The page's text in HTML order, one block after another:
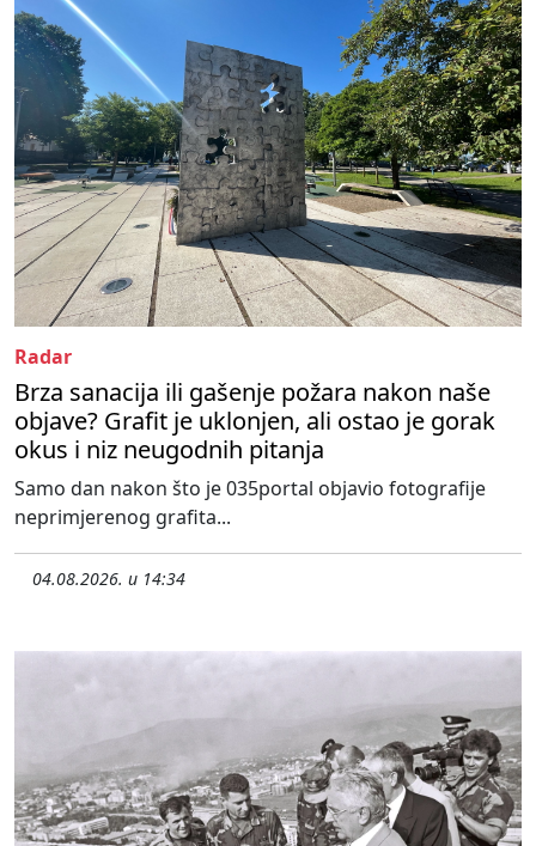
Radar
Brza sanacija ili gašenje požara nakon naše
objave? Grafit je uklonjen, ali ostao je gorak
okus i niz neugodnih pitanja
Samo dan nakon što je 035portal objavio fotografije
neprimjerenog grafita...
04.08.2026. u 14:34